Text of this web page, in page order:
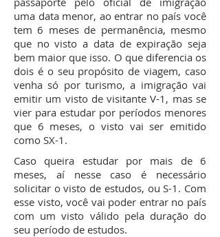
uma data menor, ao entrar no país você
tem 6 meses de permanência, mesmo
que no visto a data de expiração seja
bem maior que isso. O que diferencia os
dois é o seu propósito de viagem, caso
venha só por turismo, a imigração vai
emitir um visto de visitante V-1, mas se
vier para estudar por períodos menores
que 6 meses, o visto vai ser emitido
como SX-1.
Caso queira estudar por mais de 6
meses, aí nesse caso é necessário
solicitar o visto de estudos, ou S-1. Com
esse visto, você vai poder entrar no país
com um visto válido pela duração do
seu período de estudos.